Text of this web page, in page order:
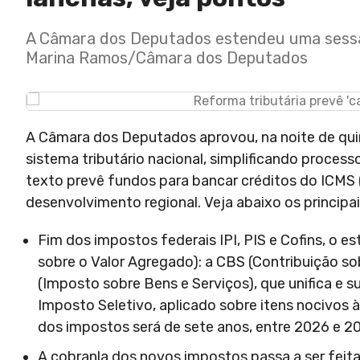
A Câmara dos Deputados estendeu uma
Marina Ramos/Câmara dos Deputados
A Câmara dos Deputados aprovou, na noite de
sistema tributário nacional, simplificando
texto prevê fundos para bancar créditos do
desenvolvimento regional. Veja abaixo os
Fim dos impostos federais IPI, PIS e Cofins, o
sobre o Valor Agregado): a CBS (Contribuição
(Imposto sobre Bens e Serviços), que unifica e
Imposto Seletivo, aplicado sobre itens nocivos
dos impostos será de sete anos, entre 2026 e